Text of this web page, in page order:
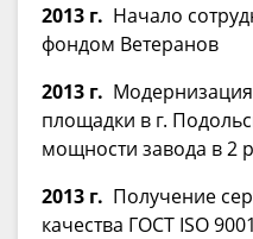
2013 г. Начало
фондом Ветеранов
2013 г.
площадки в г.
мощности завода в 2
2013 г. Получение
качества ГОСТ ISO